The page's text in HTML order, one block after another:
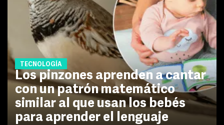
TECNOLOGÍA
Los pinzones aprenden a cantar
con un patrón matemático
similar al que usan los bebés
para aprender el lenguaje